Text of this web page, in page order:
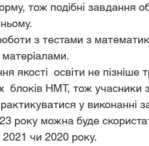
тож подібні завдання
з тестами з
якості  освіти не пізніше
блоків НМТ, тож
у виконанні
року можна буде
чи 2020 року.